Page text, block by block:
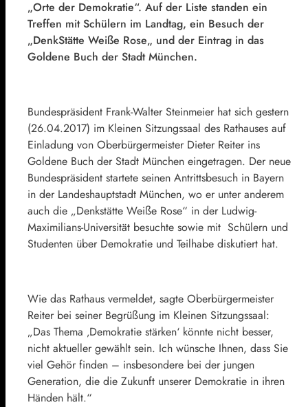
„Orte der Demokratie“. Auf der Liste standen ein
Treffen mit Schülern im Landtag, ein Besuch der
„DenkStätte Weiße Rose„ und der Eintrag in das
Goldene Buch der Stadt München.
Bundespräsident Frank-Walter Steinmeier hat sich gestern
(26.04.2017) im Kleinen Sitzungssaal des Rathauses auf
Einladung von Oberbürgermeister Dieter Reiter ins
Goldene Buch der Stadt München eingetragen. Der neue
Bundespräsident startete seinen Antrittsbesuch in Bayern
in der Landeshauptstadt München, wo er unter anderem
auch die „Denkstätte Weiße Rose“ in der Ludwig-
Maximilians-Universität besuchte sowie mit Schülern und
Studenten über Demokratie und Teilhabe diskutiert hat.
Wie das Rathaus vermeldet, sagte Oberbürgermeister
Reiter bei seiner Begrüßung im Kleinen Sitzungssaal:
„Das Thema ‚Demokratie stärken‘ könnte nicht besser,
nicht aktueller gewählt sein. Ich wünsche Ihnen, dass Sie
viel Gehör finden – insbesondere bei der jungen
Generation, die die Zukunft unserer Demokratie in ihren
Händen hält.“